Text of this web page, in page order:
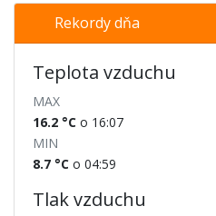
Rekordy dňa
Teplota vzduchu
MAX
16.2 °C o 16:07
MIN
8.7 °C o 04:59
Tlak vzduchu